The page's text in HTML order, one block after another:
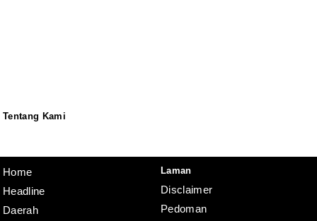
Tentang Kami
Home
Headline
Daerah
Laman
Disclaimer
Pedoman